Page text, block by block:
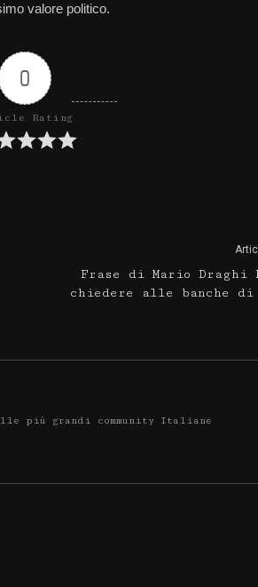
valore politico.
0
Rating
Frase di Mario Draghi
chiedere alle banche
più grandi community Italiane